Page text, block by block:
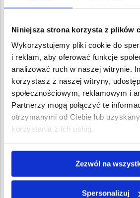
Niniejsza strona korzysta z plików
Wykorzystujemy pliki cookie do
i reklam, aby oferować funkcje
analizować ruch w naszej witrynie.
korzystasz z naszej witryny,
społecznościowym, reklamowym i
Partnerzy mogą połączyć te
otrzymanymi od Ciebie lub
korzystania z ich usług.
Zezwól na
Spersonalizuj
Szukaj dłużnika
Wpisz NIP, REGON, KRS, miejscowość, nazwę
dłużnika lub inną szukaną frazę
Znalezione:
Andrzej Sworowski
10